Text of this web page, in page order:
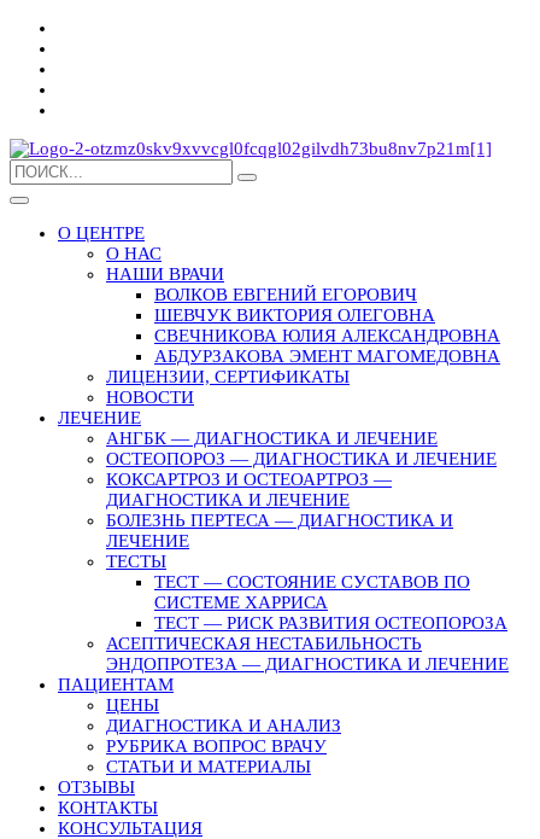
О ЦЕНТРЕ
О НАС
НАШИ ВРАЧИ
ВОЛКОВ ЕВГЕНИЙ ЕГОРОВИЧ
ШЕВЧУК ВИКТОРИЯ ОЛЕГОВНА
СВЕЧНИКОВА ЮЛИЯ АЛЕКСАНДРОВНА
АБДУРЗАКОВА ЭМЕНТ МАГОМЕДОВНА
ЛИЦЕНЗИИ, СЕРТИФИКАТЫ
НОВОСТИ
ЛЕЧЕНИЕ
АНГБК — ДИАГНОСТИКА И ЛЕЧЕНИЕ
ОСТЕОПОРОЗ — ДИАГНОСТИКА И ЛЕЧЕНИЕ
КОКСАРТРОЗ И ОСТЕОАРТРОЗ —
ДИАГНОСТИКА И ЛЕЧЕНИЕ
БОЛЕЗНЬ ПЕРТЕСА — ДИАГНОСТИКА И
ЛЕЧЕНИЕ
ТЕСТЫ
ТЕСТ — СОСТОЯНИЕ СУСТАВОВ ПО
СИСТЕМЕ ХАРРИСА
ТЕСТ — РИСК РАЗВИТИЯ ОСТЕОПОРОЗА
АСЕПТИЧЕСКАЯ НЕСТАБИЛЬНОСТЬ
ЭНДОПРОТЕЗА — ДИАГНОСТИКА И ЛЕЧЕНИЕ
ПАЦИЕНТАМ
ЦЕНЫ
ДИАГНОСТИКА И АНАЛИЗ
РУБРИКА ВОПРОС ВРАЧУ
СТАТЬИ И МАТЕРИАЛЫ
ОТЗЫВЫ
КОНТАКТЫ
КОНСУЛЬТАЦИЯ